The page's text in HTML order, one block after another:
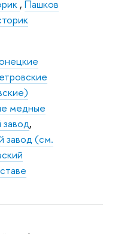
, Пашков
медные
,
завод (см.